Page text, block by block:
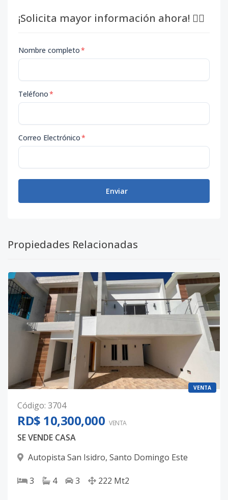
¡Solicita mayor información ahora! 👇🏽
Nombre completo*
Teléfono*
Correo Electrónico*
Enviar
Propiedades Relacionadas
VENTA
Código: 3704
RD$ 10,300,000 VENTA
SE VENDE CASA
Autopista San Isidro, Santo Domingo Este
3 4 3 222 Mt2